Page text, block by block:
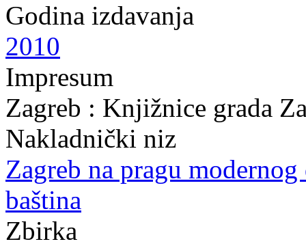
Godina izdavanja
2010
Impresum
Zagreb : Knjižnice grada
Nakladnički niz
Zagreb na pragu modernog
baština
Zbirka